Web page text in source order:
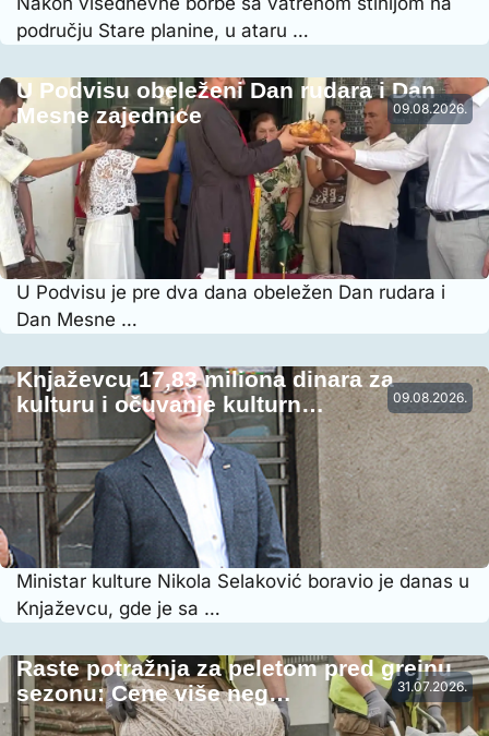
području Stare planine, u ataru …
09.08.2026.
U Podvisu obeleženi Dan rudara i Dan
Mesne zajednice
U Podvisu je pre dva dana obeležen Dan rudara i
Dan Mesne …
09.08.2026.
Knjaževcu 17,83 miliona dinara za
kulturu i očuvanje kulturn…
Ministar kulture Nikola Selaković boravio je danas u
Knjaževcu, gde je sa …
31.07.2026.
Raste potražnja za peletom pred grejnu
sezonu: Cene više neg…